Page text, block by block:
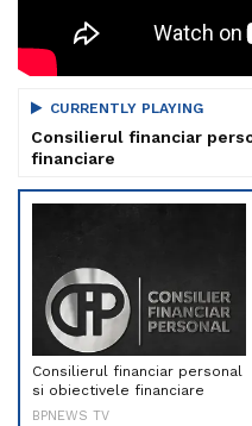
CURRENTLY PLAYING
Consilierul financiar
financiare
Consilierul financiar personal
si obiectivele financiare
BPNEWS TV